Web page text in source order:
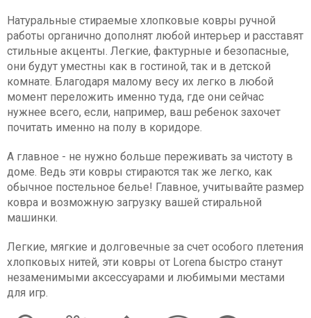
Натуральные стираемые хлопковые ковры ручной
работы органично дополнят любой интерьер и расставят
стильные акценты. Легкие, фактурные и безопасные,
они будут уместны как в гостиной, так и в детской
комнате. Благодаря малому весу их легко в любой
момент переложить именно туда, где они сейчас
нужнее всего, если, например, ваш ребенок захочет
почитать именно на полу в коридоре.
А главное - не нужно больше переживать за чистоту в
доме. Ведь эти ковры стираются так же легко, как
обычное постельное белье! Главное, учитывайте размер
ковра и возможную загрузку вашей стиральной
машинки.
Легкие, мягкие и долговечные за счет особого плетения
хлопковых нитей, эти ковры от Lorena быстро станут
незаменимыми аксессуарами и любимыми местами
для игр.